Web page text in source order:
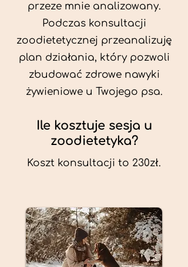
przeze mnie analizowany.
Podczas konsultacji
zoodietetycznej przeanalizuję
plan działania, który pozwoli
zbudować zdrowe nawyki
żywieniowe u Twojego psa.
Ile kosztuje sesja u
zoodietetyka?
Koszt konsultacji to 230zł.